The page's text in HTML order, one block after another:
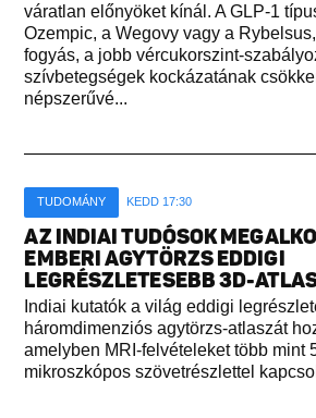
váratlan előnyöket kínál. A GLP-1
Ozempic, a Wegovy vagy a
fogyás, a jobb vércukorszint-
szívbetegségek kockázatának
népszerűvé...
TUDOMÁNY KEDD 17:30
AZ INDIAI TUDÓSOK
EMBERI AGYTÖRZS EDDIGI
LEGRÉSZLETESEBB 3D-
Indiai kutatók a világ eddigi
háromdimenziós agytörzs-atlaszát
amelyben MRI-felvételeket több mint
mikroszkópos szövetrészlettel